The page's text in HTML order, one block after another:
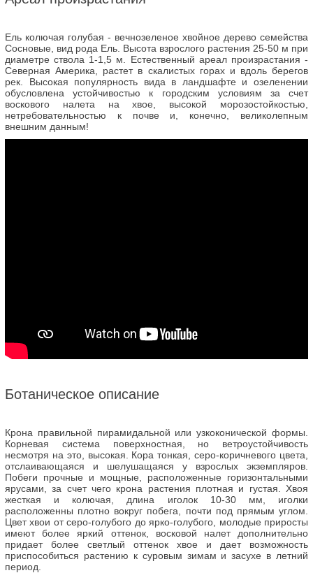
Ель колючая голубая - вечнозеленое хвойное дерево семейства
Сосновые, вид рода Ель. Высота взрослого растения 25-50 м при
диаметре ствола 1-1,5 м. Естественный ареал произрастания -
Северная Америка, растет в скалистых горах и вдоль берегов
рек. Высокая популярность вида в ландшафте и озеленении
обусловлена устойчивостью к городским условиям за счет
воскового налета на хвое, высокой морозостойкостью,
нетребовательностью к почве и, конечно, великолепным
внешним данным!
Ботаническое описание
Крона правильной пирамидальной или узкоконической формы.
Корневая система поверхностная, но ветроустойчивость
несмотря на это, высокая. Кора тонкая, серо-коричневого цвета,
отслаивающаяся и шелушащаяся у взрослых экземпляров.
Побеги прочные и мощные, расположенные горизонтальными
ярусами, за счет чего крона растения плотная и густая. Хвоя
жесткая и колючая, длина иголок 10-30 мм, иголки
расположенны плотно вокруг побега, почти под прямым углом.
Цвет хвои от серо-голубого до ярко-голубого, молодые приросты
имеют более яркий оттенок, восковой налет дополнительно
придает более светлый оттенок хвое и дает возможность
приспособиться растению к суровым зимам и засухе в летний
период.